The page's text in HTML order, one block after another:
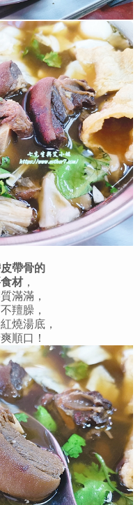
帶骨的
材 ，
滿滿，
羶臊，
燒湯底，
順口！